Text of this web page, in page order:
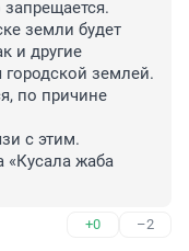
земли будет
и другие
землей.
по причине
с этим.
«Кусала жаба
+0 –2